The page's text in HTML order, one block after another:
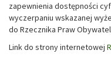
zapewnienia dostępności
wyczerpaniu wskazanej
do Rzecznika Praw
Link do strony internetowej